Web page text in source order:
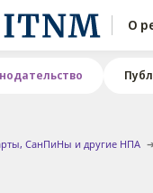
О
СанПиНы и другие НПА